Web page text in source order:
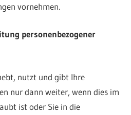
vornehmen.
personenbezogener
nutzt und gibt Ihre
nur dann weiter, wenn dies im
ist oder Sie in die